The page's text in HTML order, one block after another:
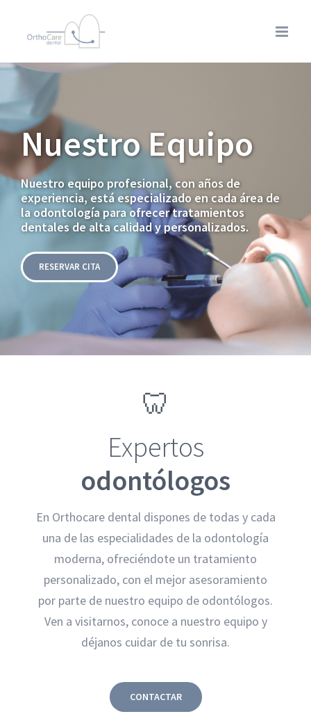
Nuestro Equipo
Nuestro equipo profesional, con años de
experiencia, está especializado en cada área de
la odontología para ofrecer tratamientos
dentales de alta calidad y personalizados.
RESERVAR CITA
🦷
Expertos
odontólogos
En Orthocare dental dispones de todas y cada
una de las especialidades de la odontología
moderna, ofreciéndote un tratamiento
personalizado, con el mejor asesoramiento
por parte de nuestro equipo de odontólogos.
Ven a visitarnos, conoce a nuestro equipo y
déjanos cuidar de tu sonrisa.
CONTACTAR